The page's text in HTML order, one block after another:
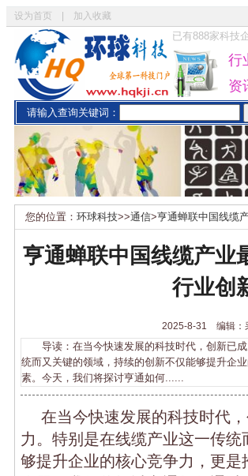
设为首页 加入收藏
已有888家科技
行
资
请输入查询关键词：
您的位置： 环球科技>>通信>亨通蝉联中国线缆
亨通蝉联中国线缆产业
行业创
2025-8-31 编辑
导读：在当今快速发展的科技时代，创新已成
统而又关键的领域，持续的创新不仅能够提升企
素。今天，我们将探讨亨通如何......
在当今快速发展的科技时代
力。特别是在线缆产业这一传
够提升企业的核心竞争力，更